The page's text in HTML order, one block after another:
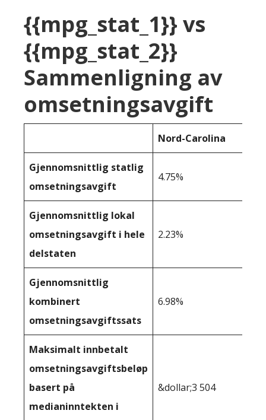
{{mpg_stat_1}} vs
{{mpg_stat_2}}
Sammenligning av
omsetningsavgift
Nord-Carolina
Gjennomsnittlig statlig
omsetningsavgift
4.75%
Gjennomsnittlig lokal
omsetningsavgift i hele
delstaten
2.23%
Gjennomsnittlig
kombinert
omsetningsavgiftssats
6.98%
Maksimalt innbetalt
omsetningsavgiftsbeløp
basert på
medianinntekten i
&dollar;3 504